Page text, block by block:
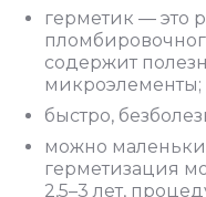
герметик ― это
содержит
микроэлементы;
быстро,
можно
герметизация
2,5–3 лет,